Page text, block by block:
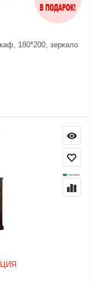
180*200, зеркало